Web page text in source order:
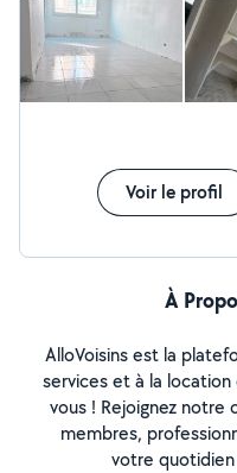
Voir le profil
À
AlloVoisins est la
services et à la
vous ! Rejoignez notre
membres,
votre